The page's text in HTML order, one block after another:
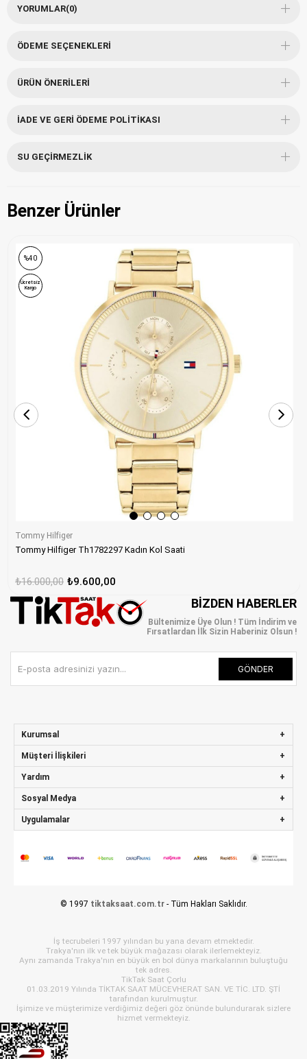
YORUMLAR(0)
ÖDEME SEÇENEKLERI
ÜRÜN ÖNERILERI
İADE VE GERI ÖDEME POLITIKASI
SU GEÇIRMEZLIK
Benzer Ürünler
Tommy Hilfiger
Tommy Hilfiger Th1782297 Kadın Kol Saati
₺9.600,00
₺16.000,00
%40
Ücretsiz
Kargo
BIZDEN HABERLER
Bültenimize Üye Olun ! Tüm İndirim ve
Fırsatlardan İlk Sizin Haberiniz Olsun !
GÖNDER
Kurumsal
Müşteri İlişkileri
Yardım
Sosyal Medya
Uygulamalar
© 1997 tiktaksaat.com.tr - Tüm Hakları Saklıdır.
İş tecrubeleri 1997 yılından bu yana devam etmektedir.
Trakya'nın ilk ve tek büyük mağazası olarak ilerlemekteyiz.
Aynı zamanda Trakya'nın en büyük en bol dünya markalarının buluştuğu
tek adres.
TikTak Saat Çorlu
01.03.2019 Yılında TİKTAK SAAT MÜCEVHERAT SAN. VE TİC. LTD. ŞTİ
tarafından kurulmuştur.
İşimize ve müşterimize verdiğimiz değeri göz önünde bulundurarak sizlere
hizmet vermekteyiz.